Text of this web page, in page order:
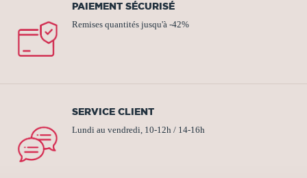
PAIEMENT SÉCURISÉ
Remises quantités jusqu'à -42%
SERVICE CLIENT
Lundi au vendredi, 10-12h / 14-16h